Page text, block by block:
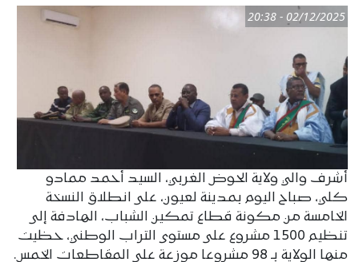
02/12/2025 - 20:38
أشرف والي ولاية الحوض الغربي، السيد أحمد ممادو
كلي، صباح اليوم بمدينة لعيون، على انطلاق النسخة
الخامسة من مكونة قطاع تمكين الشباب، الهادفة إلى
تنظيم 1500 مشروع على مستوى التراب الوطني، حظيت
منها الولاية بـ 98 مشروعا موزعة على المقاطعات الخمس.